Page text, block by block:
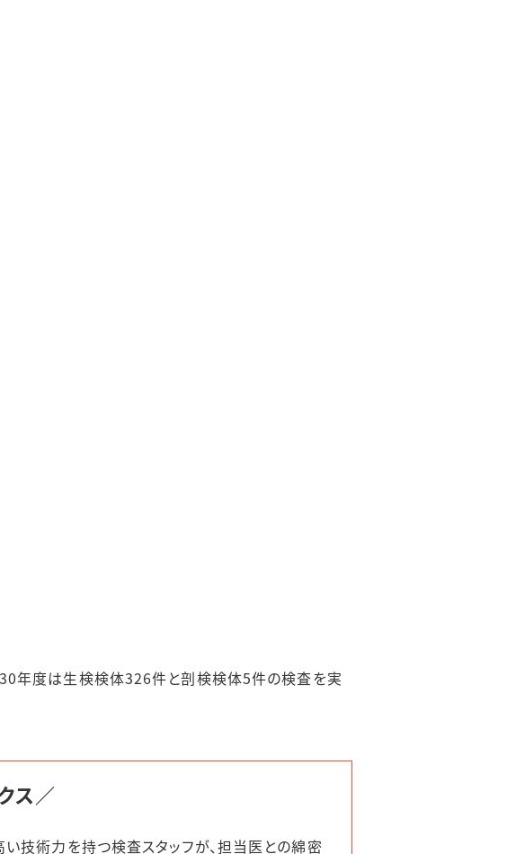
年度は生検検体326件と剖検検体5件の検査を実
ス ／
技術力を持つ検査スタッフが、担当医との綿密